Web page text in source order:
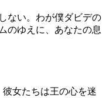
ない。わが僕ダビデの
のゆえに、あなたの息
女たちは王の心を迷